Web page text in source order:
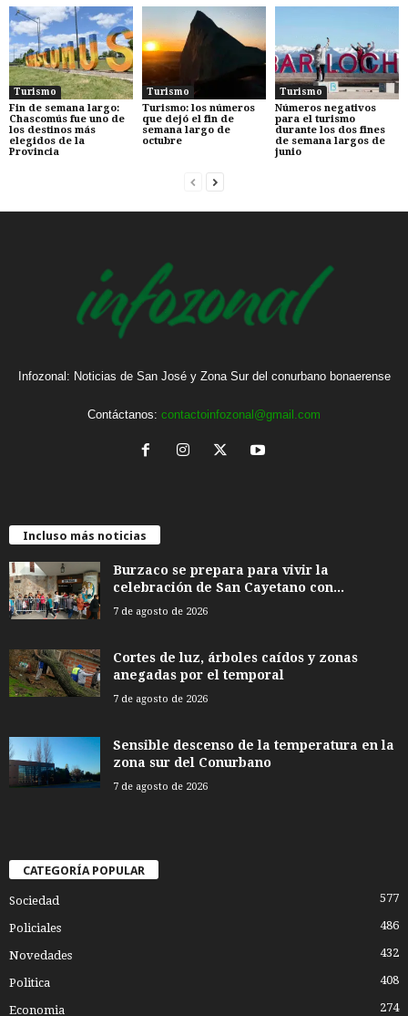
Turismo
Fin de semana largo:
Chascomús fue uno de
los destinos más
elegidos de la
Provincia
Turismo
Turismo: los números
que dejó el fin de
semana largo de
octubre
Turismo
Números negativos
para el turismo
durante los dos fines
de semana largos de
junio
Infozonal: Noticias de San José y Zona Sur del conurbano bonaerense
Contáctanos: contactoinfozonal@gmail.com
Incluso más noticias
Burzaco se prepara para vivir la
celebración de San Cayetano con...
7 de agosto de 2026
Cortes de luz, árboles caídos y zonas
anegadas por el temporal
7 de agosto de 2026
Sensible descenso de la temperatura en la
zona sur del Conurbano
7 de agosto de 2026
CATEGORÍA POPULAR
Sociedad 577
Policiales 486
Novedades 432
Politica 408
Economia 274